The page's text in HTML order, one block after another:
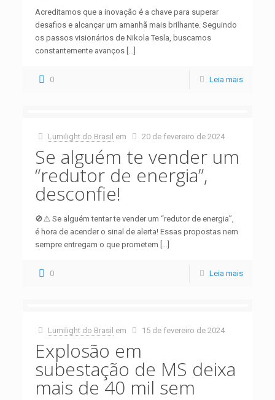
Acreditamos que a inovação é a chave para superar
desafios e alcançar um amanhã mais brilhante. Seguindo
os passos visionários de Nikola Tesla, buscamos
constantemente avanços […]
0 Leia mais
Lumilight do Brasil em 20 de fevereiro de 2024
Se alguém te vender um
“redutor de energia”,
desconfie!
🚫⚠️ Se alguém tentar te vender um “redutor de energia”,
é hora de acender o sinal de alerta! Essas propostas nem
sempre entregam o que prometem […]
0 Leia mais
Lumilight do Brasil em 15 de fevereiro de 2024
Explosão em
subestação de MS deixa
mais de 40 mil sem